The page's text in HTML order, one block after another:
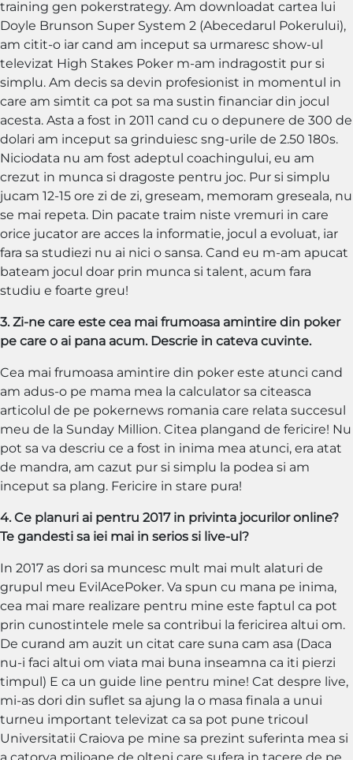
training gen pokerstrategy. Am downloadat cartea lui
Doyle Brunson Super System 2 (Abecedarul Pokerului),
am citit-o iar cand am inceput sa urmaresc show-ul
televizat High Stakes Poker m-am indragostit pur si
simplu. Am decis sa devin profesionist in momentul in
care am simtit ca pot sa ma sustin financiar din jocul
acesta. Asta a fost in 2011 cand cu o depunere de 300 de
dolari am inceput sa grinduiesc sng-urile de 2.50 180s.
Niciodata nu am fost adeptul coachingului, eu am
crezut in munca si dragoste pentru joc. Pur si simplu
jucam 12-15 ore zi de zi, greseam, memoram greseala, nu
se mai repeta. Din pacate traim niste vremuri in care
orice jucator are acces la informatie, jocul a evoluat, iar
fara sa studiezi nu ai nici o sansa. Cand eu m-am apucat
bateam jocul doar prin munca si talent, acum fara
studiu e foarte greu!
3. Zi-ne care este cea mai frumoasa amintire din poker
pe care o ai pana acum. Descrie in cateva cuvinte.
Cea mai frumoasa amintire din poker este atunci cand
am adus-o pe mama mea la calculator sa citeasca
articolul de pe pokernews romania care relata succesul
meu de la Sunday Million. Citea plangand de fericire! Nu
pot sa va descriu ce a fost in inima mea atunci, era atat
de mandra, am cazut pur si simplu la podea si am
inceput sa plang. Fericire in stare pura!
4. Ce planuri ai pentru 2017 in privinta jocurilor online?
Te gandesti sa iei mai in serios si live-ul?
In 2017 as dori sa muncesc mult mai mult alaturi de
grupul meu EvilAcePoker. Va spun cu mana pe inima,
cea mai mare realizare pentru mine este faptul ca pot
prin cunostintele mele sa contribui la fericirea altui om.
De curand am auzit un citat care suna cam asa (Daca
nu-i faci altui om viata mai buna inseamna ca iti pierzi
timpul) E ca un guide line pentru mine! Cat despre live,
mi-as dori din suflet sa ajung la o masa finala a unui
turneu important televizat ca sa pot pune tricoul
Universitatii Craiova pe mine sa prezint suferinta mea si